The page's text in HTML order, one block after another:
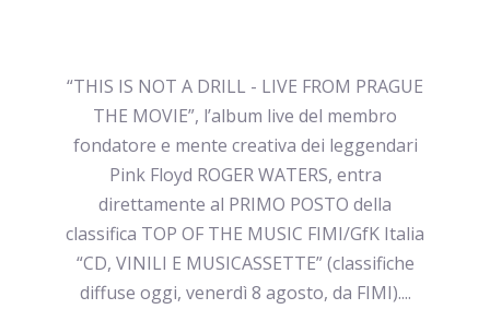
“THIS IS NOT A DRILL - LIVE FROM PRAGUE
THE MOVIE”, l’album live del membro
fondatore e mente creativa dei leggendari
Pink Floyd ROGER WATERS, entra
direttamente al PRIMO POSTO della
classifica TOP OF THE MUSIC FIMI/GfK Italia
“CD, VINILI E MUSICASSETTE” (classifiche
diffuse oggi, venerdì 8 agosto, da FIMI)....